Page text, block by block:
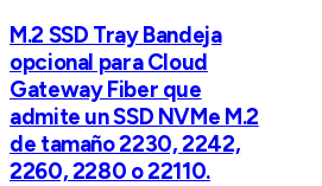
M.2 SSD Tray Bandeja
opcional para Cloud
Gateway Fiber que
admite un SSD NVMe M.2
de tamaño 2230, 2242,
2260, 2280 o 22110.